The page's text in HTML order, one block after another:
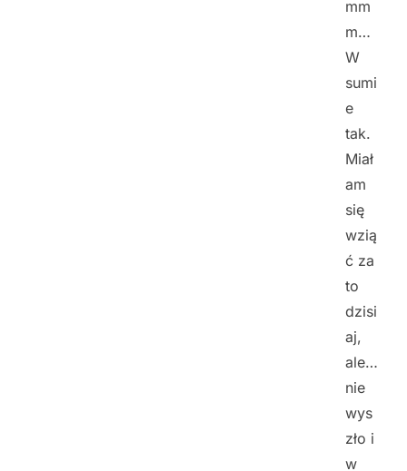
mm
m…
W
sumi
e
tak.
Miał
am
się
wzią
ć za
to
dzisi
aj,
ale…
nie
wys
zło i
w